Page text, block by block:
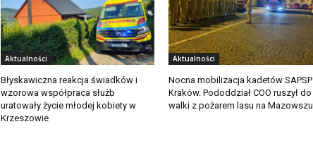
Aktualności
Błyskawiczna reakcja świadków i
wzorowa współpraca służb
uratowały życie młodej kobiety w
Krzeszowie
Aktualności
Nocna mobilizacja kadetów SAPSP
Kraków. Pododdział COO ruszył do
walki z pożarem lasu na Mazowszu